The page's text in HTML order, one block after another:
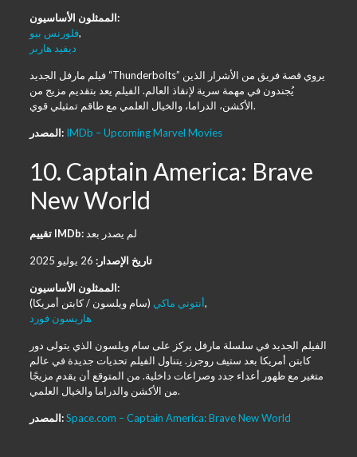
الممثلون الأساسيون:
فلورنس بيو,
ديفيد هاربر
فيلم مارفل الجديد “Thunderbolts” يروي قصة فريق من الأشرار الذين
يُجندون في مهمة سرية لإنقاذ العالم. الفيلم يعد بتقديم مزيج من
الأكشن، الدراما، والخيال العلمي مع طاقم تمثيلي قوي.
المصدر: IMDb – Upcoming Marvel Movies
10. Captain America: Brave
New World
تقييم IMDb: لم يصدر بعد
تاريخ الإصدار:
الممثلون الأساسيون:
أنتوني ماكي(سام ويلسون / كابتن أمريكا),
هاريسون فورد
الفيلم الجديد في سلسلة مارفل يركز على سام ويلسون الذي يتولى دور
كابتن أمريكا بعد ستيف روجرز. يتناول الفيلم تحديات جديدة في عالم
متغير مع ظهور أعداء جدد وصراعات داخلية. من المتوقع أن يقدم مزيجًا
من الأكشن والدراما والخيال العلمي.
المصدر:Space.com – Captain America: Brave New World